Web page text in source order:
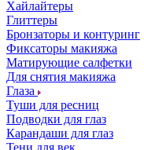
Хайлайтеры
Глиттеры
Бронзаторы и контуринг
Фиксаторы макияжа
Матирующие салфетки
Для снятия макияжа
Глаза
Туши для ресниц
Подводки для глаз
Карандаши для глаз